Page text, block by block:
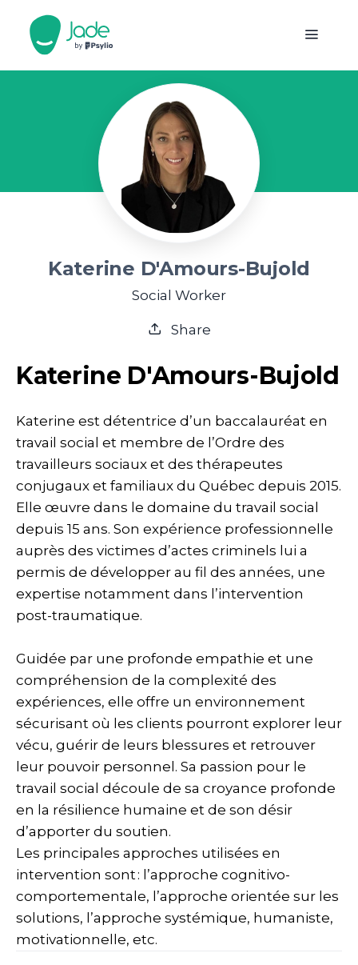
Katerine D'Amours-Bujold
Social Worker
Share
Katerine D'Amours-Bujold
Katerine est détentrice d’un baccalauréat en
travail social et membre de l’Ordre des
travailleurs sociaux et des thérapeutes
conjugaux et familiaux du Québec depuis 2015.
Elle œuvre dans le domaine du travail social
depuis 15 ans. Son expérience professionnelle
auprès des victimes d’actes criminels lui a
permis de développer au fil des années, une
expertise notamment dans l’intervention
post-traumatique.
Guidée par une profonde empathie et une
compréhension de la complexité des
expériences, elle offre un environnement
sécurisant où les clients pourront explorer leur
vécu, guérir de leurs blessures et retrouver
leur pouvoir personnel. Sa passion pour le
travail social découle de sa croyance profonde
en la résilience humaine et de son désir
d’apporter du soutien.
Les principales approches utilisées en
intervention sont : l’approche cognitivo-
comportementale, l’approche orientée sur les
solutions, l’approche systémique, humaniste,
motivationnelle, etc.